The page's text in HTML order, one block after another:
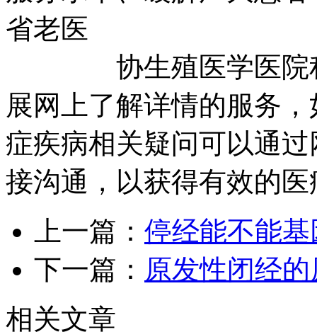
省老医
协生殖医学医院积
展网上了解详情的服务
症疾病相关疑问可以通
接沟通，以获得有效的
上一篇： 停经能不能
下一篇： 原发性闭经
相关文章